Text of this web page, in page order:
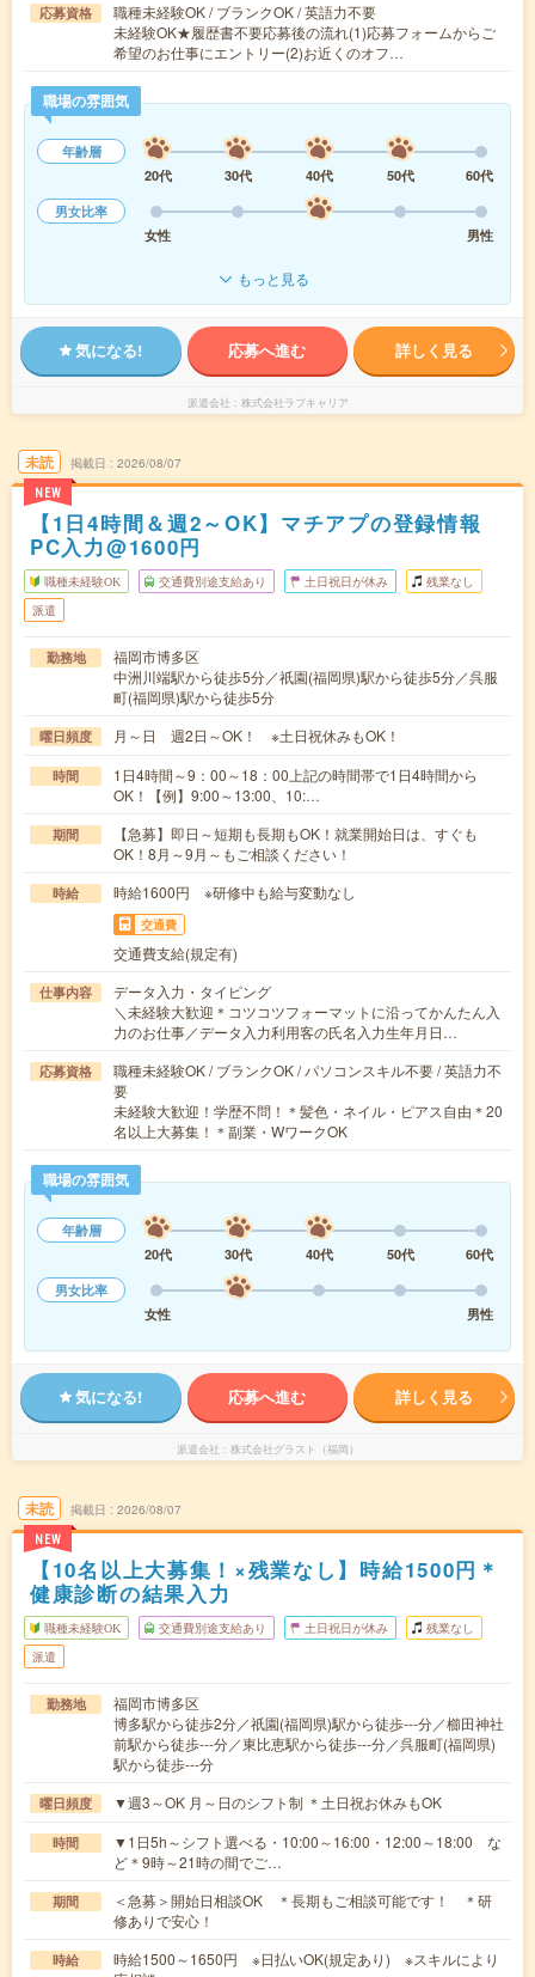
応募資格
職種未経験OK / ブランクOK / 英語力不要
未経験OK★履歴書不要応募後の流れ(1)応募フォームからご
希望のお仕事にエントリー(2)お近くのオフ…
職場の雰囲気
年齢層
20代
30代 40代 50代
60代
男女比率
女性
男性
もっと見る
気になる! 応募へ進む 詳しく見る
派遣会社 株式会社ラブキャリア
未読
NEW
掲載日 2026/08/07
【1日4時間＆週2～OK】マチアプの登録情報
PC入力@1600円
職種未経験OK 交通費別途支給あり 土日祝日が休み 残業なし
派遣
勤務地
福岡市博多区
中洲川端駅から徒歩5分／祇園(福岡県)駅から徒歩5分／呉服
町(福岡県)駅から徒歩5分
曜日頻度 月～日 週2日～OK！ ※土日祝休みもOK！
時間
1日4時間～9：00～18：00上記の時間帯で1日4時間から
OK！【例】9:00～13:00、10:…
期間
【急募】即日～短期も長期もOK！就業開始日は、すぐも
OK！8月～9月～もご相談ください！
時給 時給1600円 ※研修中も給与変動なし
交通費
交通費支給(規定有)
仕事内容
データ入力・タイピング
＼未経験大歓迎＊コツコツフォーマットに沿ってかんたん入
力のお仕事／データ入力利用客の氏名入力生年月日…
応募資格
職種未経験OK / ブランクOK / パソコンスキル不要 / 英語力不
要
未経験大歓迎！学歴不問！＊髪色・ネイル・ピアス自由＊20
名以上大募集！＊副業・WワークOK
職場の雰囲気
年齢層
20代
30代 40代 50代
60代
男女比率
女性
男性
気になる! 応募へ進む 詳しく見る
派遣会社 株式会社グラスト（福岡）
未読
NEW
掲載日 2026/08/07
【10名以上大募集！×残業なし】時給1500円＊
健康診断の結果入力
職種未経験OK 交通費別途支給あり 土日祝日が休み 残業なし
派遣
勤務地
福岡市博多区
博多駅から徒歩2分／祇園(福岡県)駅から徒歩---分／櫛田神社
前駅から徒歩---分／東比恵駅から徒歩---分／呉服町(福岡県)
駅から徒歩---分
曜日頻度 ▼週3～OK 月～日のシフト制 ＊土日祝お休みもOK
時間
▼1日5h～シフト選べる・10:00～16:00・12:00～18:00 な
ど＊9時～21時の間でご…
期間
＜急募＞開始日相談OK ＊長期もご相談可能です！ ＊研
修ありで安心！
時給
時給1500～1650円 ※日払いOK(規定あり) ※スキルにより